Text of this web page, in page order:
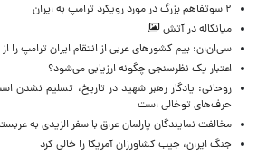
۲ سوتفاهم بزرگ در مورد رویکرد ترامپ به ایران
میانکاله در آتش
سی‌ان‌ان: بیم کشورهای عربی از انتقام ایران ترامپ را
اعتبار یک نظرسنجی چگونه ارزیابی می‌شود؟
روحانی: یادگار رهبر شهید در تاریخ، تسلیم نشدن
حرف‌های توخالی است
مخالفت نمایندگان پارلمان عراق با سفر الزیدی به
جنگ ایران، جیب کشاورزان آمریکا را خالی کرد